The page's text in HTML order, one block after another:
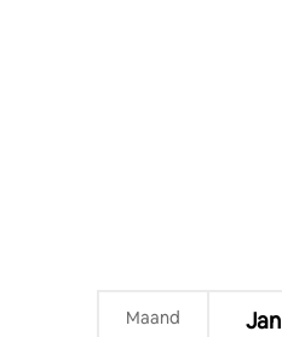
Maand Jan